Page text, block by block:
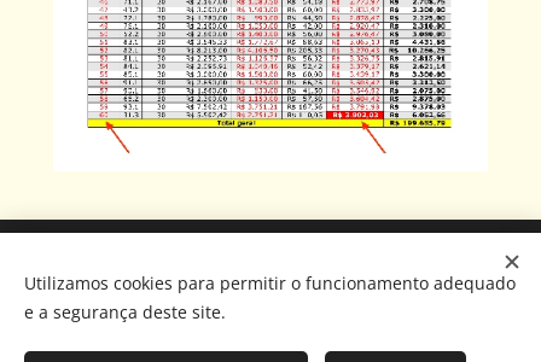
Av. João Câncio, 993, sl. 203, cx. postal 70, Manaíra, JPA-PB.
Comercial: (
Vistorias: (83) 98760 6241 (🇧🇷)
Utilizamos cookies para permitir o funcionamento adequado
e a segurança deste site.